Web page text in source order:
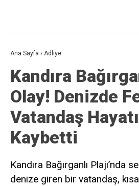
Ana Sayfa › Adliye
Kandıra
Olay! Denizde
Vatandaş
Kaybetti
Kandıra Bağırganlı Plajı’nda
denize giren bir vatandaş,